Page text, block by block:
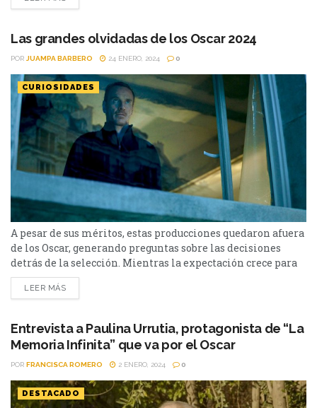
La Sociedad de la Nieve tenía muchas expectativas de
Las grandes olvidadas de los Oscar 2024
POR JUAMPA BARBERO 24 ENERO, 2024 0
CURIOSIDADES
A pesar de sus méritos, estas producciones quedaron afuera
de los Oscar, generando preguntas sobre las decisiones
detrás de la selección. Mientras la expectación crece para
la 96º edición de los Premios Oscar, las recientes
nominaciones trajeron consigo tanta emoción como
también se vislumbran sombras de notables ausencias que
dejaron a muchos cinéfilos...
LEER MÁS
Entrevista a Paulina Urrutia, protagonista de “La
Memoria Infinita” que va por el Oscar
POR FRANCISCA ROMERO 2 ENERO, 2024 0
DESTACADO